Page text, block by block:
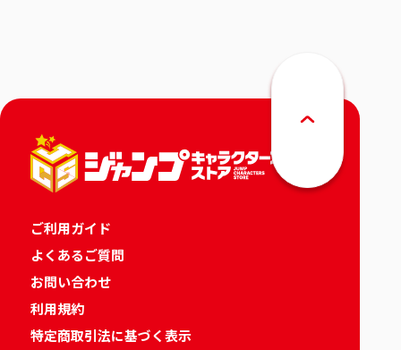
ご利用ガイド
よくあるご質問
お問い合わせ
利用規約
特定商取引法に基づく表示